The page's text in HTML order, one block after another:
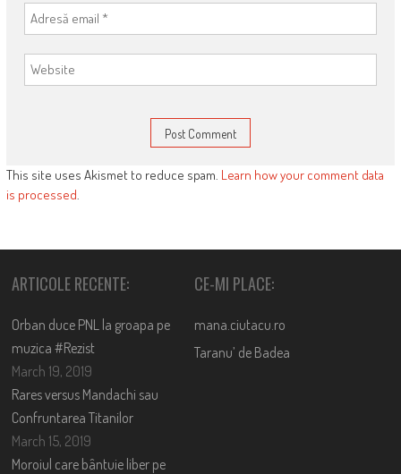
This site uses Akismet to reduce spam. Learn how your comment data
is processed.
ARTICOLE RECENTE:
Orban duce PNL la groapa pe
muzica #Rezist
March 19, 2019
Rares versus Mandachi sau
Confruntarea Titanilor
March 15, 2019
Moroiul care bântuie liber pe
CE-MI PLACE:
mana.ciutacu.ro
Taranu’ de Badea